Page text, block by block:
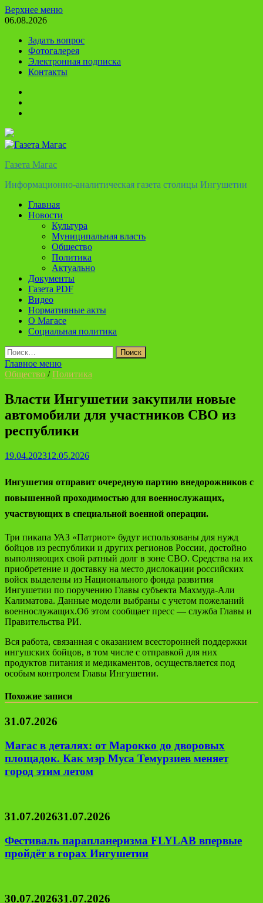
Перейти
к
Верхнее меню
06.08.2026
Задать вопрос
Фотогалерея
Электронная подписка
Контакты
Газета Магас
Информационно-аналитическая газета столицы Ингушетии
Главная
Новости
Культура
Муниципальная власть
Общество
Политика
Актуально
Документы
Газета PDF
Видео
Нормативные акты
О Магасе
Социальная политика
Найти:
Главное меню
Общество /Политика
Власти Ингушетии закупили новые
автомобили для участников СВО из
республики
19.04.202312.05.2026
Ингушетия отправит очередную партию внедорожников с
повышенной проходимостью для военнослужащих,
участвующих в специальной военной операции.
Три пикапа УАЗ «Патриот» будут использованы для нужд
бойцов из республики и других регионов России, достойно
выполняющих свой ратный долг в зоне СВО. Средства на их
приобретение и доставку на место дислокации российских
войск выделены из Национального фонда развития
Ингушетии по поручению Главы субъекта Махмуда-Али
Калиматова. Данные модели выбраны с учетом пожеланий
военнослужащих.Об этом сообщает пресс — служба Главы и
Правительства РИ.
Вся работа, связанная с оказанием всесторонней поддержки
ингушских бойцов, в том числе с отправкой для них
продуктов питания и медикаментов, осуществляется под
особым контролем Главы Ингушетии.
Похожие записи
31.07.2026
Магас в деталях: от Марокко до дворовых
площадок. Как мэр Муса Темурзиев меняет
город этим летом
31.07.202631.07.2026
Фестиваль парапланеризма FLYLAB впервые
пройдёт в горах Ингушетии
30.07.202631.07.2026